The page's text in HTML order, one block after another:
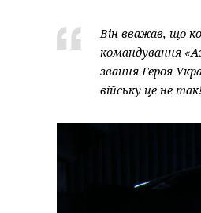
Він вважав, що
командування
звання Героя
війську це не